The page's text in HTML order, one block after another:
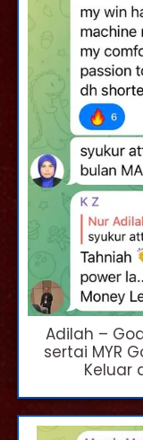
Adilah –
sertai MYR
Keluar